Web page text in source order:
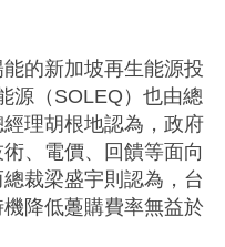
的新加坡再生能源投
源（SOLEQ）也由總
理胡根地認為，政府
、電價、回饋等面向
裁梁盛宇則認為，台
降低躉購費率無益於